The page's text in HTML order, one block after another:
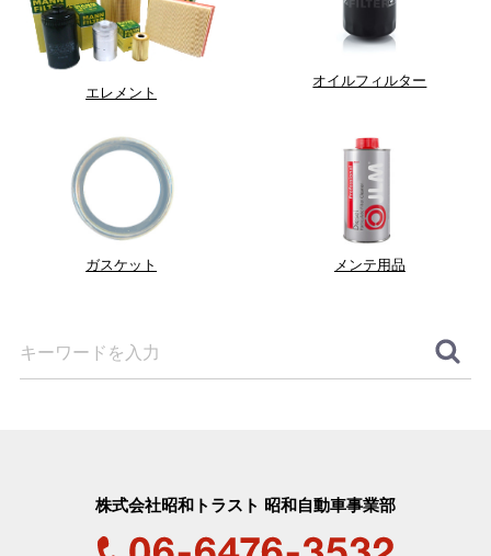
エレメント
オイルフィルター
ガスケット メンテ用品
株式会社昭和トラスト 昭和自動車事業部